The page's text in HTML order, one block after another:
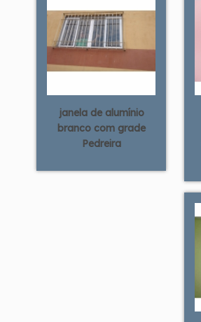
janela de alumínio
branco com grade
Pedreira